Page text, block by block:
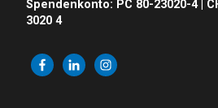
© 2026 Arche Zürich. Alle Rechte vorbehalten |
Datenschutzerklärung